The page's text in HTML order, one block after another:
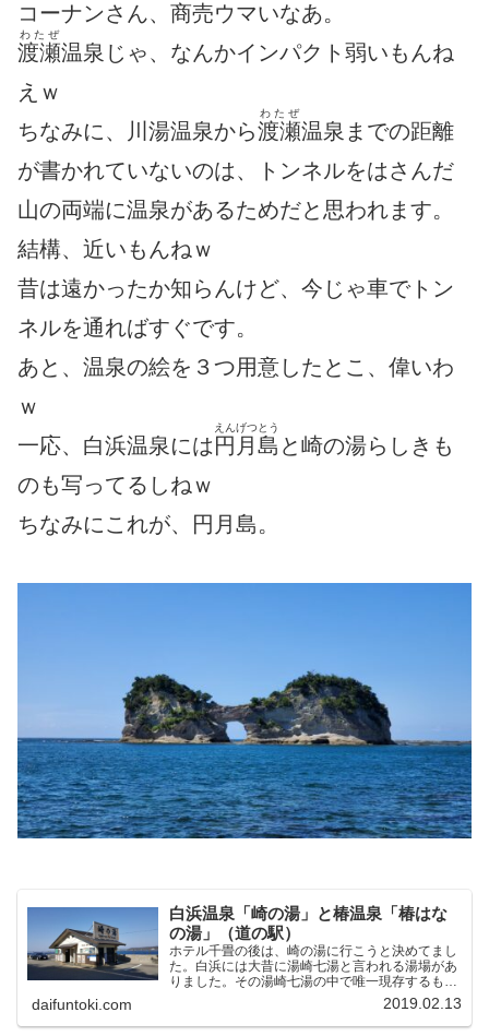
コーナンさん、商売ウマいなあ。
渡瀬
わたぜ
温泉じゃ、なんかインパクト弱いもんね
えｗ
ちなみに、川湯温泉から渡瀬
わたぜ
温泉までの距離
が書かれていないのは、トンネルをはさんだ
山の両端に温泉があるためだと思われます。
結構、近いもんねｗ
昔は遠かったか知らんけど、今じゃ車でトン
ネルを通ればすぐです。
あと、温泉の絵を３つ用意したとこ、偉いわ
ｗ
一応、白浜温泉には 円月島
えんげつとう
と崎の湯らしきも
のも写ってるしねｗ
ちなみにこれが、円月島。
白浜温泉「崎の湯」と椿温泉「椿はな
の湯」（道の駅）
ホテル千畳の後は、崎の湯に行こうと決めてまし
た。白浜には大昔に湯崎七湯と言われる湯場があ
りました。その湯崎七湯の中で唯一現存するもの
が崎の湯になります。白浜は日本三古泉の１つで
すから、崎の湯は現存する日本最古の温泉である
可能性があります。崎...
daifuntoki.com 2019.02.13